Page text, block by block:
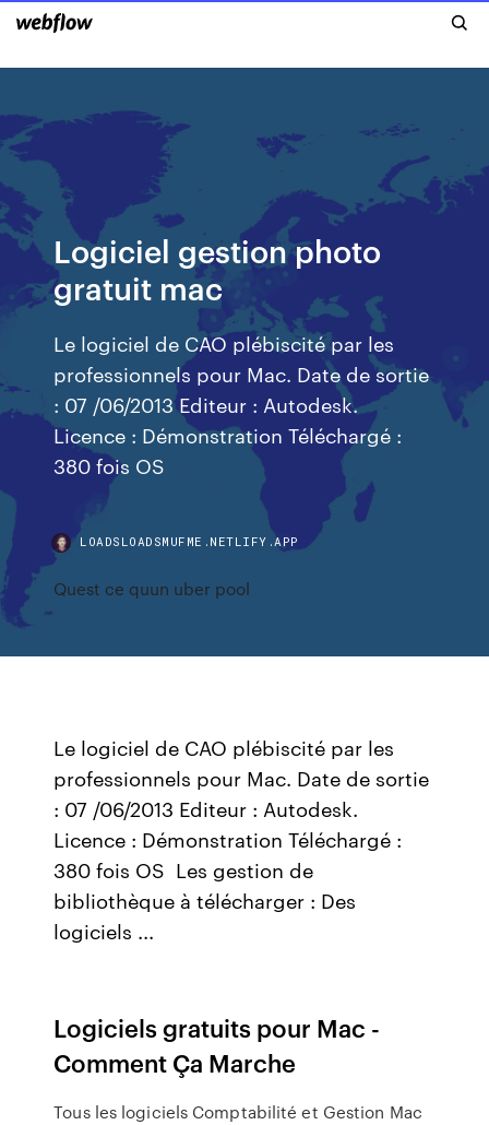
Logiciel gestion photo
gratuit mac
Le logiciel de CAO plébiscité par les
professionnels pour Mac. Date de sortie
: 07 /06/2013 Editeur : Autodesk.
Licence : Démonstration Téléchargé :
380 fois OS
LOADSLOADSMUFME.NETLIFY.APP
Quest ce quun uber pool
Le logiciel de CAO plébiscité par les
professionnels pour Mac. Date de sortie
: 07 /06/2013 Editeur : Autodesk.
Licence : Démonstration Téléchargé :
380 fois OS Les gestion de
bibliothèque à télécharger : Des
logiciels ...
Logiciels gratuits pour Mac -
Comment Ça Marche
Tous les logiciels Comptabilité et Gestion Mac